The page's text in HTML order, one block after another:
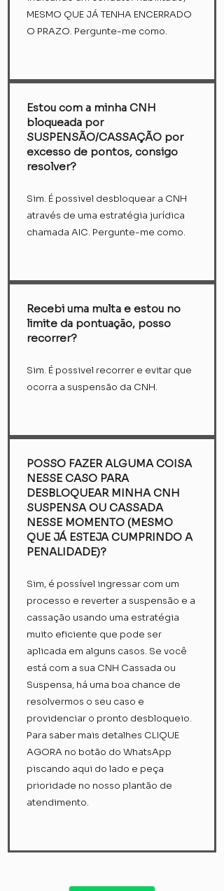
MESMO QUE JÁ TENHA ENCERRADO
O PRAZO. Pergunte-me como.
Estou com a minha CNH
bloqueada por
SUSPENSÃO/CASSAÇÃO por
excesso de pontos, consigo
resolver?
Sim. É possivel desbloquear a CNH
através de uma estratégia jurídica
chamada AIC. Pergunte-me como.
Recebi uma multa e estou no
limite da pontuação, posso
recorrer?
Sim. É possivel recorrer e evitar que
ocorra a suspensão da CNH.
POSSO FAZER ALGUMA COISA
NESSE CASO PARA
DESBLOQUEAR MINHA CNH
SUSPENSA OU CASSADA
NESSE MOMENTO (MESMO
QUE JÁ ESTEJA CUMPRINDO A
PENALIDADE)?
Sim, é possível ingressar com um
processo e reverter a suspensão e a
cassação usando uma estratégia
muito eficiente que pode ser
aplicada em alguns casos. Se você
está com a sua CNH Cassada ou
Suspensa, há uma boa chance de
resolvermos o seu caso e
providenciar o pronto desbloqueio.
Para saber mais detalhes CLIQUE
AGORA no botão do WhatsApp
piscando aqui do lado e peça
prioridade no nosso plantão de
atendimento.